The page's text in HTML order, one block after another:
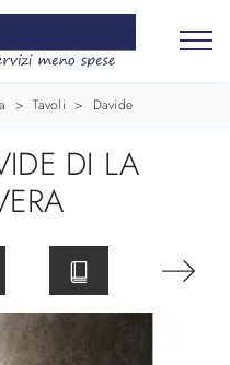
> Tavoli > Davide
DI LA